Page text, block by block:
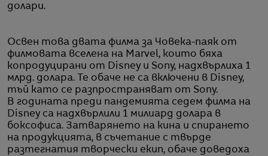
долари.
Освен това двата филма за Човека-паяк от
филмовата вселена на Marvel, които бяха
копродуцирани от Disney и Sony, надхвърлиха 1
млрд. долара. Те обаче не са включени в Disney,
тъй като се разпространяват от Sony.
В годината преди пандемията седем филма на
Disney са надхвърлили 1 милиард долара в
боксофиса. Затварянето на кина и спирането
на продукцията, в съчетание с твърде
разтегнатия творчески екип, обаче доведоха